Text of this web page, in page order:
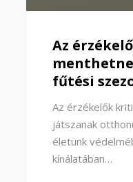
Az
fűtési
Az érzékelők
játszanak
életünk
kínálatában…